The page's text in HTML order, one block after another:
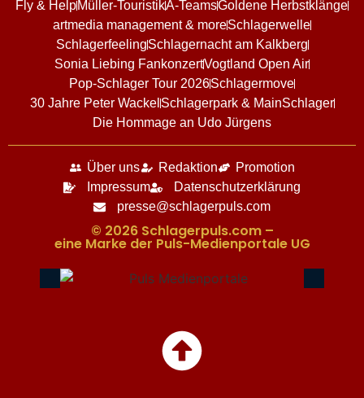
Fly & HelpMüller-TouristikA-TeamsGoldene Herbstklänge
artmedia management & moreSchlagerwelle
SchlagerfeelingSchlagernacht am Kalkberg
Sonia Liebing FankonzertVogtland Open Air
Pop-Schlager Tour 2026Schlagermove
30 Jahre Peter Wackel Schlagerpark & MainSchlager
Die Hommage an Udo Jürgens
Über uns Redaktion
Promotion
Impressum
Datenschutzerklärung
presse@schlagerpuls.com
© 2026 Schlagerpuls.com –
eine Marke der Puls-Medienportale UG​